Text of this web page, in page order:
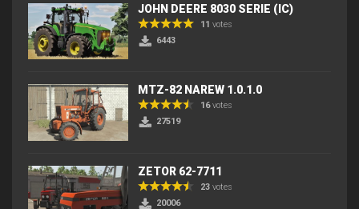
JOHN DEERE 8030 SERIE (IC)
11 votes
6443
MTZ-82 NAREW 1.0.1.0
16votes
27519
ZETOR 62-7711
23 votes
20006